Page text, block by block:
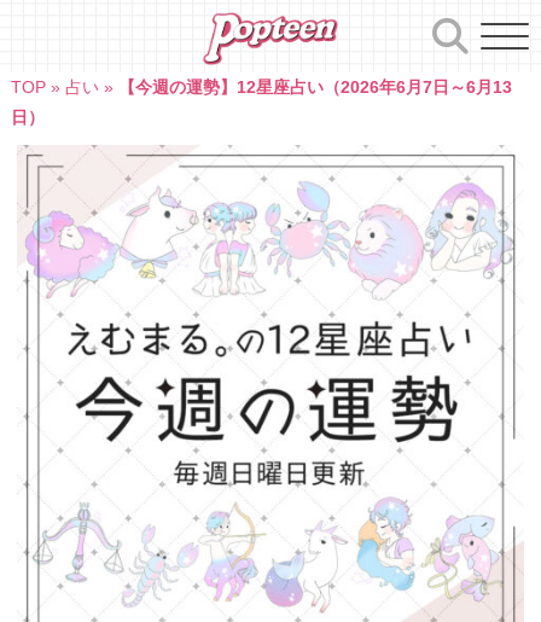
TOP» 占い»
【今週の運勢】12星座占い（2026年6月7日～6月13
日）